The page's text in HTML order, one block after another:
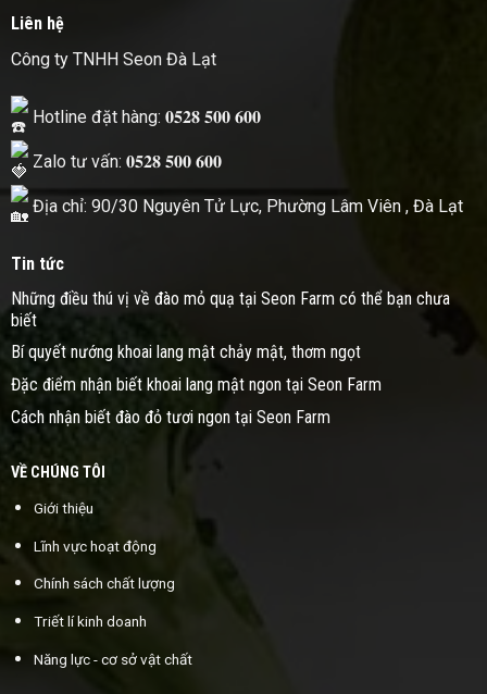
Liên hệ
Công ty TNHH Seon Đà Lạt
Hotline đặt hàng: 𝟎𝟓𝟐𝟖 𝟓𝟎𝟎 𝟔𝟎𝟎
Zalo tư vấn: 𝟎𝟓𝟐𝟖 𝟓𝟎𝟎 𝟔𝟎𝟎
Địa chỉ: 90/30 Nguyên Tử Lực, Phường Lâm Viên , Đà Lạt
Tin tức
Những điều thú vị về đào mỏ quạ tại Seon Farm có thể bạn chưa
biết
Bí quyết nướng khoai lang mật chảy mật, thơm ngọt
Đặc điểm nhận biết khoai lang mật ngon tại Seon Farm
Cách nhận biết đào đỏ tươi ngon tại Seon Farm
VỀ CHÚNG TÔI
Giới thiệu
Lĩnh vực hoạt động
Chính sách chất lượng
Triết lí kinh doanh
Năng lực - cơ sở vật chất